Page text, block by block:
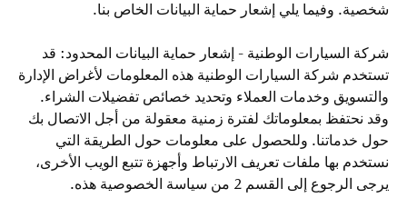
شخصية. وفيما يلي إشعار حماية البيانات الخاص بنا.
شركة السيارات الوطنية - إشعار حماية البيانات المحدود: قد
تستخدم شركة السيارات الوطنية هذه المعلومات لأغراض الإدارة
والتسويق وخدمات العملاء وتحديد خصائص تفضيلات الشراء.
وقد نحتفظ بمعلوماتك لفترة زمنية معقولة من أجل الاتصال بك
حول خدماتنا. وللحصول على معلومات حول الطريقة التي
نستخدم بها ملفات تعريف الارتباط وأجهزة تتبع الويب الأخرى،
يرجى الرجوع إلى القسم 2 من سياسة الخصوصية هذه.